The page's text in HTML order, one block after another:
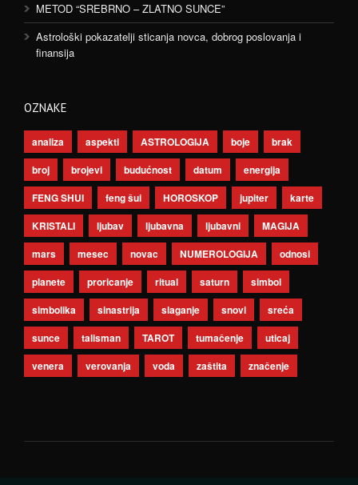
METOD “SREBRNO – ZLATNO SUNCE”
Astrološki pokazatelji sticanja novca, dobrog poslovanja i
finansija
OZNAKE
analiza aspekti ASTROLOGIJA boje
brak
broj
brojevi budućnost datum
energija
FENG SHUI
feng šui HOROSKOP jupiter
karte
KRISTALI
ljubav ljubavna ljubavni
MAGIJA
mars
mesec novac NUMEROLOGIJA
odnosi
planete
proricanje ritual saturn
simbol
simbolika
sinastrija slaganje snovi
sreća
sunce
talisman TAROT tumačenje
uticaj
venera
verovanja voda zaštita značenje